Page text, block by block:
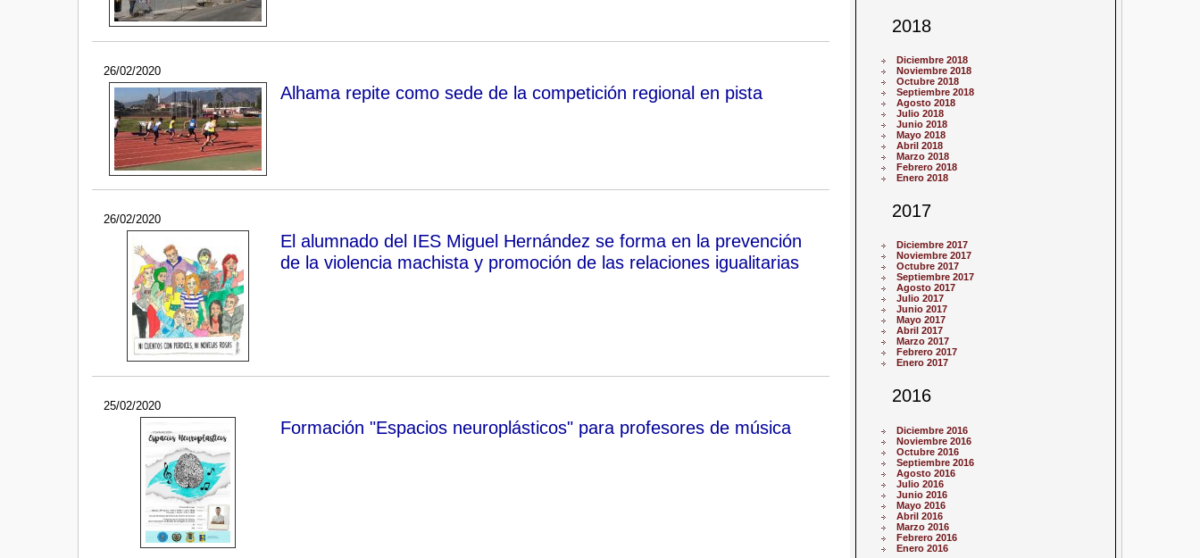
26/02/2020
Alhama repite como sede de la competición regional en pista
26/02/2020
El alumnado del IES Miguel Hernández se forma en la prevención
de la violencia machista y promoción de las relaciones igualitarias
25/02/2020
Formación "Espacios neuroplásticos" para profesores de música
2018
Diciembre 2018
Noviembre 2018
Octubre 2018
Septiembre 2018
Agosto 2018
Julio 2018
Junio 2018
Mayo 2018
Abril 2018
Marzo 2018
Febrero 2018
Enero 2018
2017
Diciembre 2017
Noviembre 2017
Octubre 2017
Septiembre 2017
Agosto 2017
Julio 2017
Junio 2017
Mayo 2017
Abril 2017
Marzo 2017
Febrero 2017
Enero 2017
2016
Diciembre 2016
Noviembre 2016
Octubre 2016
Septiembre 2016
Agosto 2016
Julio 2016
Junio 2016
Mayo 2016
Abril 2016
Marzo 2016
Febrero 2016
Enero 2016